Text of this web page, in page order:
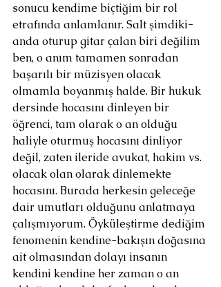
sonucu kendime biçtiğim bir rol
etrafında anlamlanır. Salt şimdiki-
anda oturup gitar çalan biri değilim
ben, o anım tamamen sonradan
başarılı bir müzisyen olacak
olmamla boyanmış halde. Bir hukuk
dersinde hocasını dinleyen bir
öğrenci, tam olarak o an olduğu
haliyle oturmuş hocasını dinliyor
değil, zaten ileride avukat, hakim vs.
olacak olan olarak dinlemekte
hocasını. Burada herkesin geleceğe
dair umutları olduğunu anlatmaya
çalışmıyorum. Öyküleştirme dediğim
fenomenin kendine-bakışın doğasına
ait olmasından dolayı insanın
kendini kendine her zaman o an